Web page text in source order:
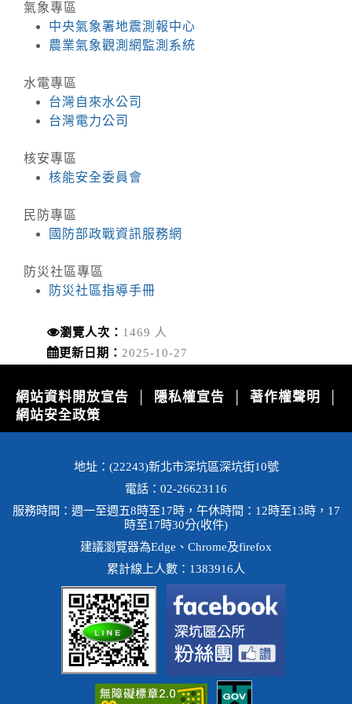
氣象專區
中央氣象署地震測報中心
農業氣象觀測網監測系統
水電專區
台灣自來水公司
台灣電力公司
核安專區
核能安全委員會
民防專區
國防部政戰資訊服務網
防災社區專區
防災社區指導手冊
瀏覽人次： 1469 人
更新日期： 2025-10-27
網站資料開放宣告 隱私權宣告 著作權聲明
網站安全政策
地址：(22243)新北市深坑區深坑街10號
電話：02-26623116
服務時間：週一至週五8時至17時，午休時間：12時至13時，17
時至17時30分(收件)
建議瀏覽器為Edge、Chrome及firefox
累計線上人數：1383916人